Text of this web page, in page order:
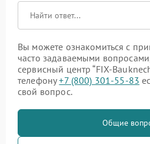
Вы можете ознакомиться с
часто задаваемыми
сервисный центр “FIX-
телефону+7 (800) 301-55-83
свой вопрос.
Общие